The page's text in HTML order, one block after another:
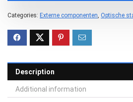
Categories: Externe componenten Optische
Description
Additional information